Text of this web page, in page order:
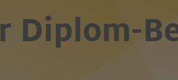
Diplom-